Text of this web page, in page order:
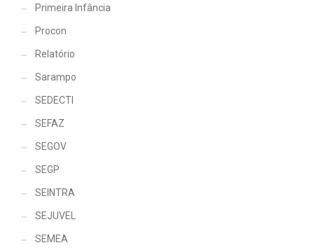
Primeira Infância
Procon
Relatório
Sarampo
SEDECTI
SEFAZ
SEGOV
SEGP
SEINTRA
SEJUVEL
SEMEA